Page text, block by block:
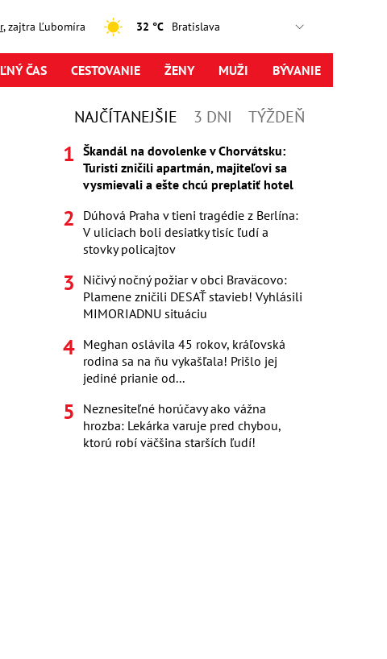
, zajtra Ľubomíra 32 °C
ČAS CESTOVANIE ŽENY MUŽI BÝVANIE
NAJČÍTANEJŠIE 3 DNI TÝŽDEŇ
Škandál na dovolenke v Chorvátsku:
Turisti zničili apartmán, majiteľovi sa
vysmievali a ešte chcú preplatiť hotel
Dúhová Praha v tieni tragédie z Berlína:
V uliciach boli desiatky tisíc ľudí a
stovky policajtov
Ničivý nočný požiar v obci Braväcovo:
Plamene zničili DESAŤ stavieb! Vyhlásili
MIMORIADNU situáciu
Meghan oslávila 45 rokov, kráľovská
rodina sa na ňu vykašľala! Prišlo jej
jediné prianie od...
Neznesiteľné horúčavy ako vážna
hrozba: Lekárka varuje pred chybou,
ktorú robí väčšina starších ľudí!